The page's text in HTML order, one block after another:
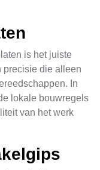
is het juiste
precisie die alleen
In
lokale bouwregels
van het werk